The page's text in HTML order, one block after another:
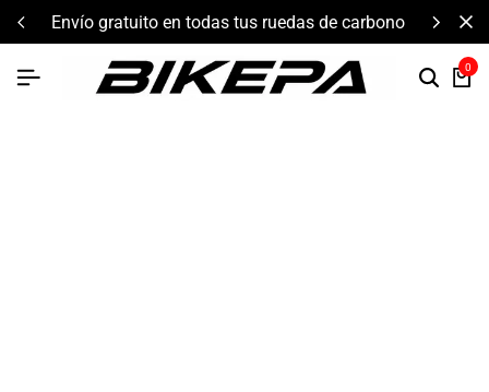
envío gratuito en todas tus ruedas de carbono
0